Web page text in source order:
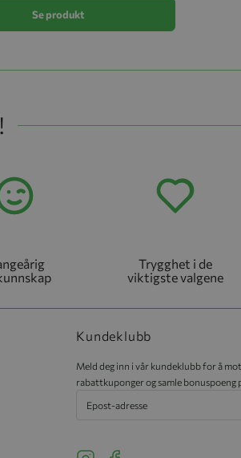
Se produkt
Trygghet i de
viktigste valgene
Kundeklubb
Meld deg inn i vår kundeklubb for å
rabattkuponger og samle bonuspoeng